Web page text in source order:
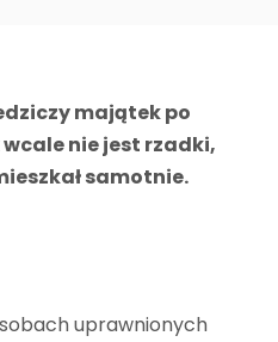
majątek po
nie jest rzadki,
samotnie.
uprawnionych